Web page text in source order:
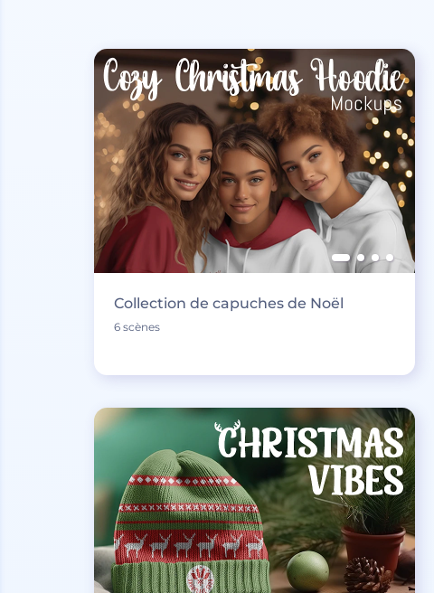
Collection de capuches de Noël
6 scènes